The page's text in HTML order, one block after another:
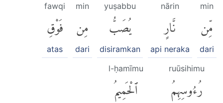
min
مِّن
dari
nārin
نَّارٍ
api neraka
yuṣabbu
يُصَبُّ
disiramkan
min
مِن
dari
fawqi
فَوْقِ
atas
ruūsihimu
رُءُوسِهِمُ
l-ḥamīmu
ٱلْحَمِيمُ